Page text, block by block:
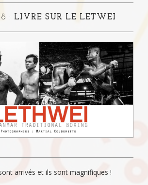
: LIVRE SUR LE LETWEI
arrivés et ils sont magnifiques !